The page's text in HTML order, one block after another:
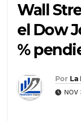
Wall
el Dow
%
Por La
NOV